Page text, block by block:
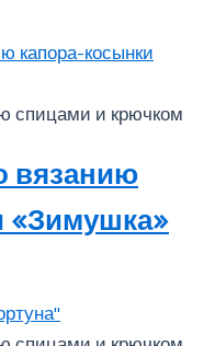
спицами и крючком
вязанию
«Зимушка»